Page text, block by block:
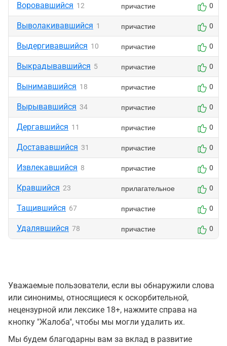
Воровавшийся 12 причастие 0
Выволакивавшийся 1 причастие 0
Выдергивавшийся 10 причастие 0
Выкрадывавшийся 5 причастие 0
Вынимавшийся 18 причастие 0
Вырывавшийся 34 причастие 0
Дергавшийся 11 причастие 0
Достававшийся 31 причастие 0
Извлекавшийся 8 причастие 0
Кравшийся 23 прилагательное 0
Тащившийся 67 причастие 0
Удалявшийся 78 причастие 0
Уважаемые пользователи, если вы обнаружили слова
или синонимы, относящиеся к оскорбительной,
нецензурной или лексике 18+, нажмите справа на
кнопку "Жалоба", чтобы мы могли удалить их.
Мы будем благодарны вам за вклад в развитие